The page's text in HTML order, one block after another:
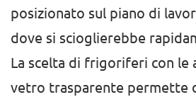
posizionato sul piano di
dove si scioglierebbe
La scelta di frigoriferi con le
vetro trasparente permette